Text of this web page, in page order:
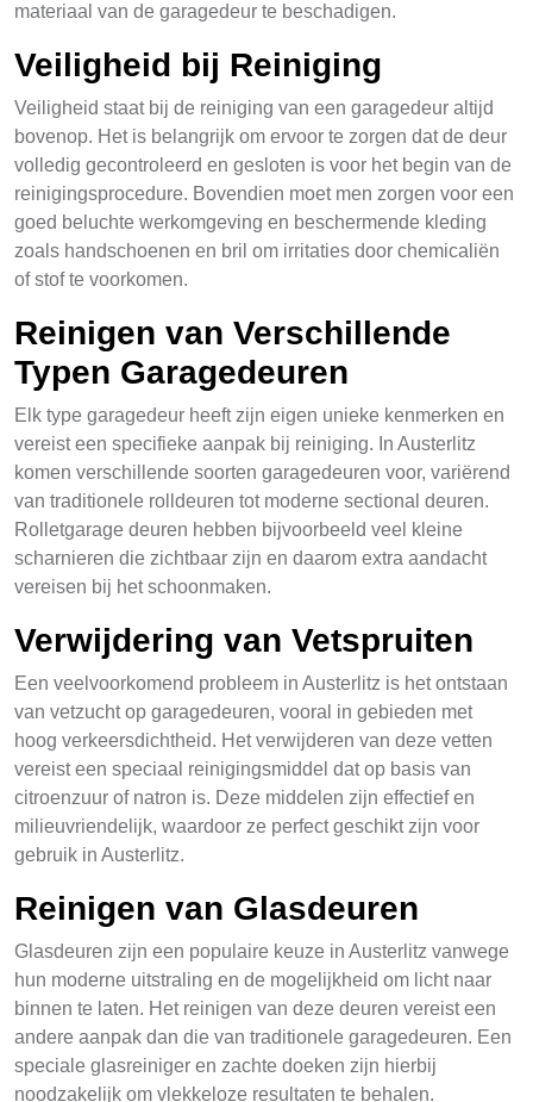
materiaal van de garagedeur te beschadigen.
Veiligheid bij Reiniging
Veiligheid staat bij de reiniging van een garagedeur altijd
bovenop. Het is belangrijk om ervoor te zorgen dat de deur
volledig gecontroleerd en gesloten is voor het begin van de
reinigingsprocedure. Bovendien moet men zorgen voor een
goed beluchte werkomgeving en beschermende kleding
zoals handschoenen en bril om irritaties door chemicaliën
of stof te voorkomen.
Reinigen van Verschillende
Typen Garagedeuren
Elk type garagedeur heeft zijn eigen unieke kenmerken en
vereist een specifieke aanpak bij reiniging. In Austerlitz
komen verschillende soorten garagedeuren voor, variërend
van traditionele rolldeuren tot moderne sectional deuren.
Rolletgarage deuren hebben bijvoorbeeld veel kleine
scharnieren die zichtbaar zijn en daarom extra aandacht
vereisen bij het schoonmaken.
Verwijdering van Vetspruiten
Een veelvoorkomend probleem in Austerlitz is het ontstaan
van vetzucht op garagedeuren, vooral in gebieden met
hoog verkeersdichtheid. Het verwijderen van deze vetten
vereist een speciaal reinigingsmiddel dat op basis van
citroenzuur of natron is. Deze middelen zijn effectief en
milieuvriendelijk, waardoor ze perfect geschikt zijn voor
gebruik in Austerlitz.
Reinigen van Glasdeuren
Glasdeuren zijn een populaire keuze in Austerlitz vanwege
hun moderne uitstraling en de mogelijkheid om licht naar
binnen te laten. Het reinigen van deze deuren vereist een
andere aanpak dan die van traditionele garagedeuren. Een
speciale glasreiniger en zachte doeken zijn hierbij
noodzakelijk om vlekkeloze resultaten te behalen.